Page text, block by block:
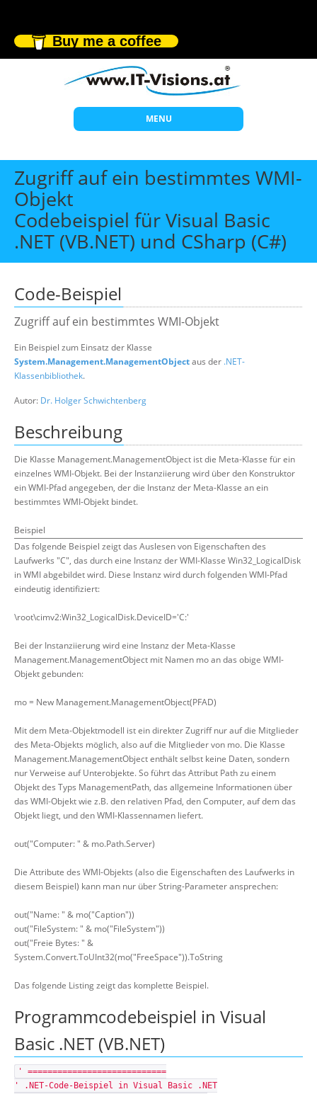
Buy me a coffee
MENU
Start
Themen
Beratung
Individuelle Schulungen
Offene Seminare
Wissen
Über uns
Zugriff auf ein bestimmtes WMI-
Objekt
Codebeispiel für Visual Basic
.NET (VB.NET) und CSharp (C#)
Code-Beispiel
Zugriff auf ein bestimmtes WMI-Objekt
Ein Beispiel zum Einsatz der Klasse
System.Management.ManagementObjectaus der .NET-
Klassenbibliothek.
Autor: Dr. Holger Schwichtenberg
Beschreibung
Die Klasse Management.ManagementObject ist die Meta-Klasse für ein
einzelnes WMI-Objekt. Bei der Instanziierung wird über den Konstruktor
ein WMI-Pfad angegeben, der die Instanz der Meta-Klasse an ein
bestimmtes WMI-Objekt bindet.
Beispiel
Das folgende Beispiel zeigt das Auslesen von Eigenschaften des
Laufwerks "C", das durch eine Instanz der WMI-Klasse Win32_LogicalDisk
in WMI abgebildet wird. Diese Instanz wird durch folgenden WMI-Pfad
eindeutig identifiziert:
\root\cimv2:Win32_LogicalDisk.DeviceID='C:'
Bei der Instanziierung wird eine Instanz der Meta-Klasse
Management.ManagementObject mit Namen mo an das obige WMI-
Objekt gebunden:
mo = New Management.ManagementObject(PFAD)
Mit dem Meta-Objektmodell ist ein direkter Zugriff nur auf die Mitglieder
des Meta-Objekts möglich, also auf die Mitglieder von mo. Die Klasse
Management.ManagementObject enthält selbst keine Daten, sondern
nur Verweise auf Unterobjekte. So führt das Attribut Path zu einem
Objekt des Typs ManagementPath, das allgemeine Informationen über
das WMI-Objekt wie z.B. den relativen Pfad, den Computer, auf dem das
Objekt liegt, und den WMI-Klassennamen liefert.
out("Computer: " & mo.Path.Server)
Die Attribute des WMI-Objekts (also die Eigenschaften des Laufwerks in
diesem Beispiel) kann man nur über String-Parameter ansprechen:
out("Name: " & mo("Caption"))
out("FileSystem: " & mo("FileSystem"))
out("Freie Bytes: " &
System.Convert.ToUInt32(mo("FreeSpace")).ToString
Das folgende Listing zeigt das komplette Beispiel.
Programmcodebeispiel in Visual
Basic .NET (VB.NET)
' ============================
' .NET-Code-Beispiel in Visual Basic .NET